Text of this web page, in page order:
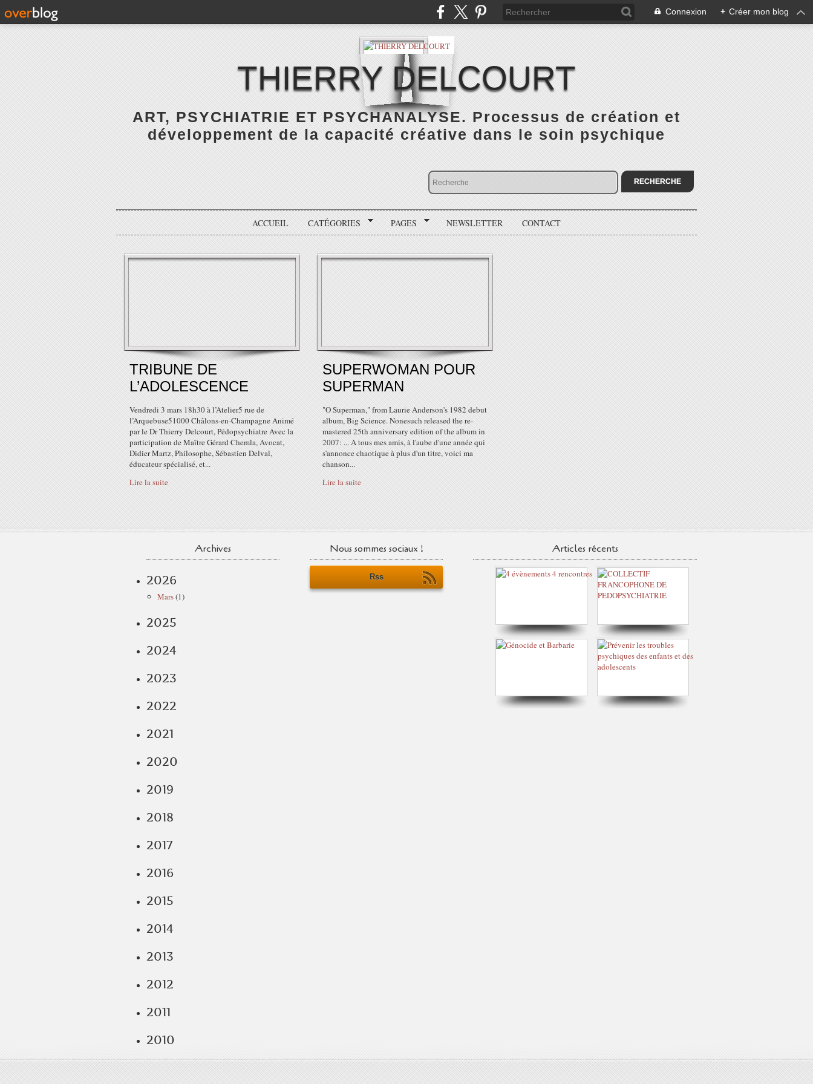
Connexion + Créer mon blog
THIERRY DELCOURT
ART, PSYCHIATRIE ET PSYCHANALYSE. Processus de création et
développement de la capacité créative dans le soin psychique
ACCUEIL CATÉGORIES PAGES NEWSLETTER CONTACT
TRIBUNE DE
L’ADOLESCENCE
Vendredi 3 mars 18h30 à l’Atelier5 rue de
l’Arquebuse51000 Châlons-en-Champagne Animé
par le Dr Thierry Delcourt, Pédopsychiatre Avec la
participation de Maître Gérard Chemla, Avocat,
Didier Martz, Philosophe, Sébastien Delval,
éducateur spécialisé, et...
Lire la suite
SUPERWOMAN POUR
SUPERMAN
"O Superman," from Laurie Anderson's 1982 debut
album, Big Science. Nonesuch released the re-
mastered 25th anniversary edition of the album in
2007: ... A tous mes amis, à l'aube d'une année qui
s'annonce chaotique à plus d'un titre, voici ma
chanson...
Lire la suite
Archives
2026
Mars(1)
2025
2024
2023
2022
2021
2020
2019
2018
2017
2016
2015
2014
2013
2012
2011
2010
Nous sommes sociaux !
Rss
Articles récents